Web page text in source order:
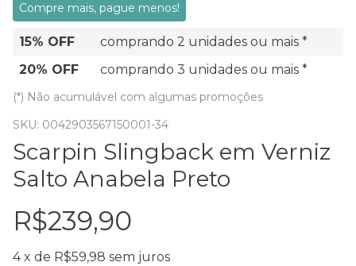
Compre mais, pague menos!
15% OFF
comprando 2 unidades ou mais *
20% OFF
comprando 3 unidades ou mais *
(*) Não acumulável com algumas promoções
SKU: 0042903567150001-34
Scarpin Slingback em Verniz
Salto Anabela Preto
R$239,90
4 x de R$59,98 sem juros